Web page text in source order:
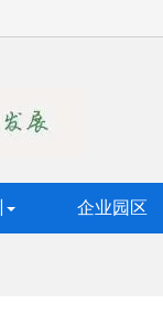
企业园区